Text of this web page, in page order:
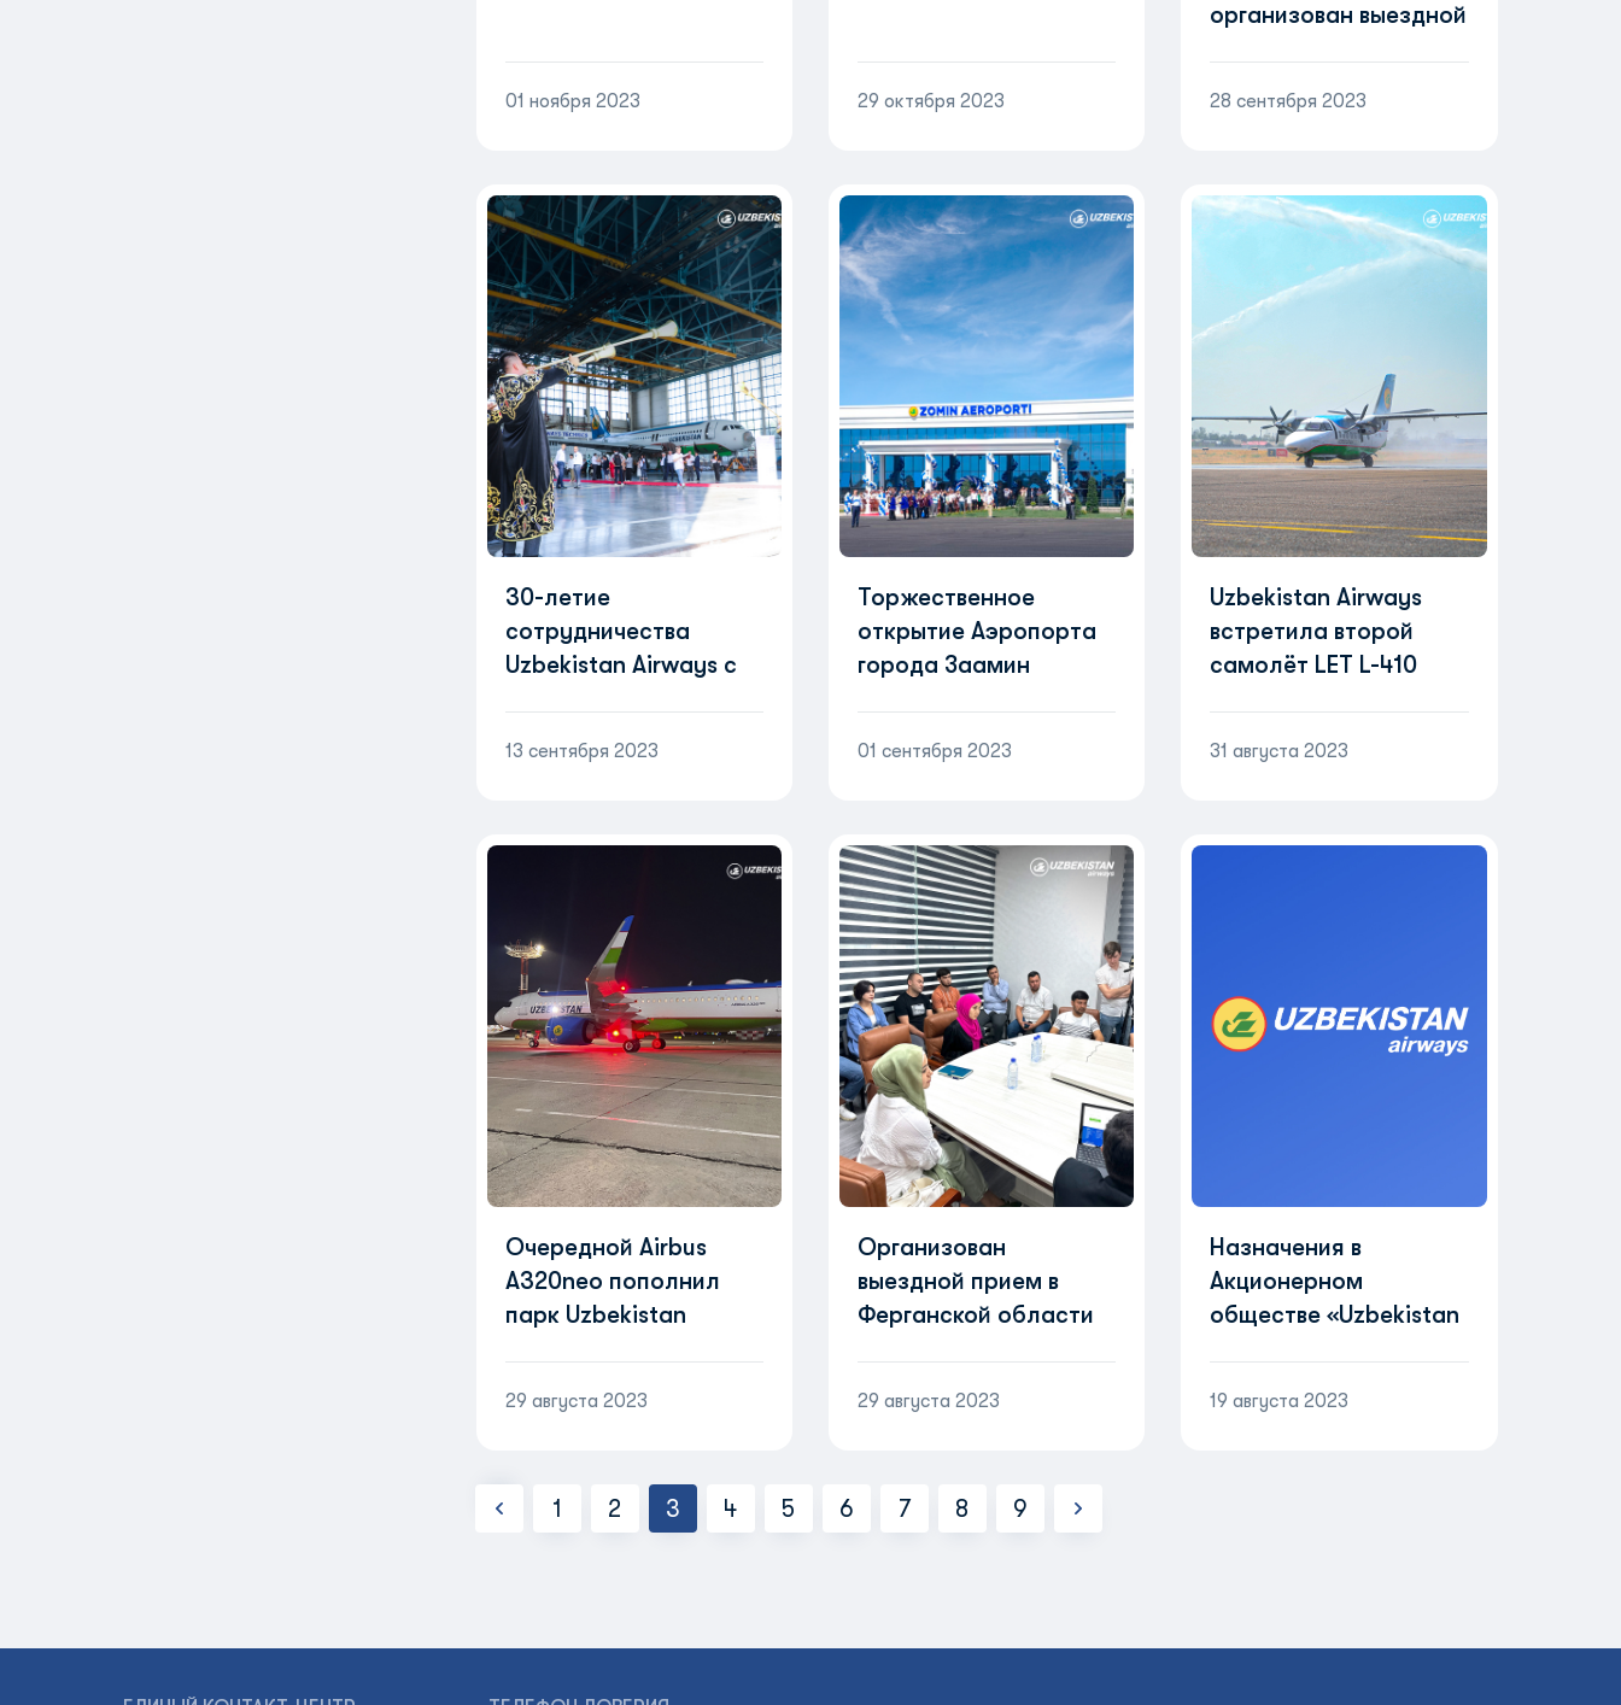
01 ноября 2023 29 октября 2023
организован выездной
28 сентября 2023
30-летие
сотрудничества
Uzbekistan Airways с
13 сентября 2023
Торжественное
открытие Аэропорта
города Заамин
01 сентября 2023
Uzbekistan Airways
встретила второй
самолёт LET L-410
31 августа 2023
Очередной Airbus
A320neo пополнил
парк Uzbekistan
29 августа 2023
Организован
выездной прием в
Ферганской области
29 августа 2023
Назначения в
Акционерном
обществе «Uzbekistan
19 августа 2023
1 2 3 4 5 6 7 8 9